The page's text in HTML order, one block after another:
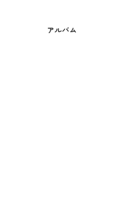
アルバム